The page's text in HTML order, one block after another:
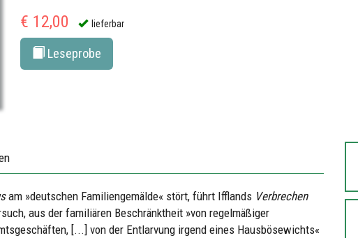
€ 12,00 lieferbar
Leseprobe
am »deutschen Familiengemälde« stört, führt Ifflands Verbrechen
aus der familiären Beschränktheit »von regelmäßiger
[...] von der Entlarvung irgend eines Hausbösewichts«